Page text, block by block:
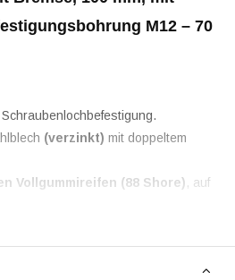
M12 – 70
(verzinkt) mit doppeltem
Vollgummireifen (88 Shore), auf
Gummireifen können auf hellen